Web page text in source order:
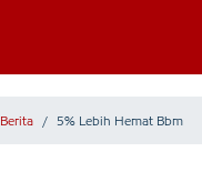
Berita / 5% Lebih Hemat Bbm